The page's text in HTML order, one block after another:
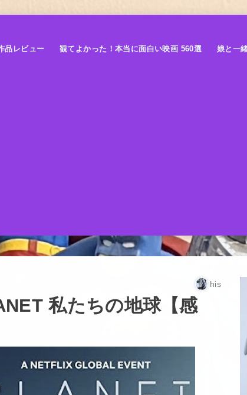
品レビュー 観てよかった！本当に面白い映画 560選 娘と一
his
私たちの地球【感